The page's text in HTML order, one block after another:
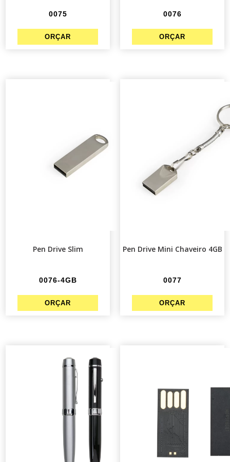
0075 0076
Pen Drive Slim
0076-4GB
Pen Drive Mini Chaveiro 4GB
0077